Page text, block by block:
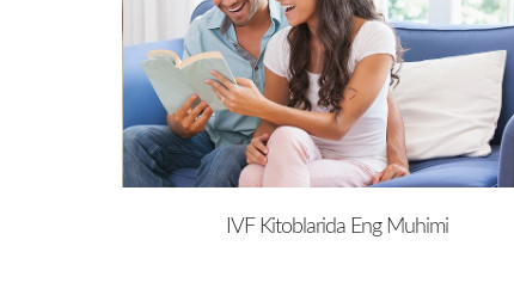
IVF Kitoblarida Eng Muhimi